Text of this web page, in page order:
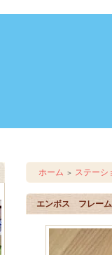
ホーム ＞ ステーシ
エンボス フレー